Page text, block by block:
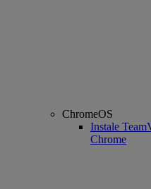
ChromeOS
Instale
Chrome